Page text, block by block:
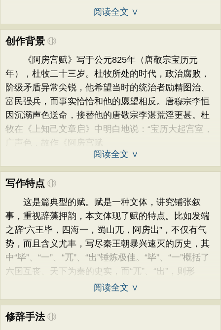
阅读全文 ∨
创作背景
《阿房宫赋》写于公元825年（唐敬宗宝历元
年），杜牧二十三岁。杜牧所处的时代，政治腐败，
阶级矛盾异常尖锐，他希望当时的统治者励精图治、
富民强兵，而事实恰恰和他的愿望相反。唐穆宗李恒
因沉溺声色送命，接替他的唐敬宗李湛荒淫更甚。杜
牧在《上知己文章启》中明白地说：“宝历大起宫室，
广声色，故作《阿房宫赋
阅读全文 ∨
写作特点
这是篇典型的赋。赋是一种文体，讲究铺张叙
事，重视辞藻押韵，本文体现了赋的特点。比如发端
之辞“六王毕，四海一，蜀山兀，阿房出”，不仅有气
势，而且含义尤丰，写尽秦王朝暴兴速灭的历史，其
中“毕”、“一”、“兀”、“出”锤炼极佳。“毕”、“一”概括了
六国互丧、天下为秦的史实，而“兀”、“出”，则形
阅读全文 ∨
修辞手法